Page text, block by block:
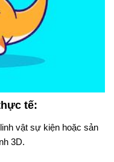
tế:
vật sự kiện hoặc sản
3D.